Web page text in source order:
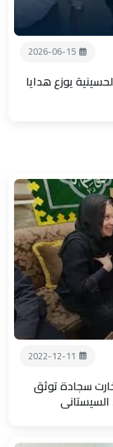
2026-06-15
يوزع هدايا
2022-12-11
سجادة توثق
السيستاني